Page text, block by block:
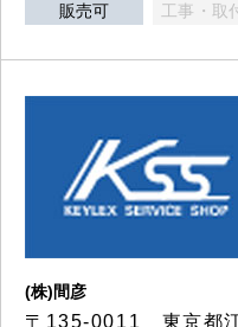
販売可 工事・取
(株)間彦
〒135-0011 東京都